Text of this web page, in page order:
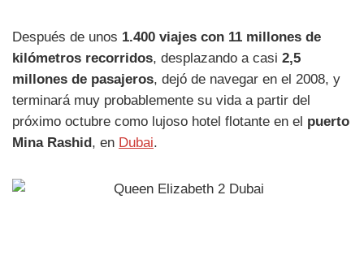
Después de unos 1.400 viajes con 11 millones de
kilómetros recorridos, desplazando a casi 2,5
millones de pasajeros, dejó de navegar en el 2008, y
terminará muy probablemente su vida a partir del
próximo octubre como lujoso hotel flotante en el puerto
Mina Rashid, en Dubai.